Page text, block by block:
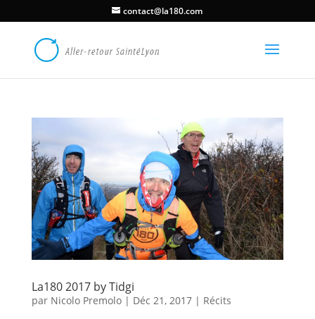
contact@la180.com
La180 2017 by Tidgi
par Nicolo Premolo| Déc 21, 2017| Récits